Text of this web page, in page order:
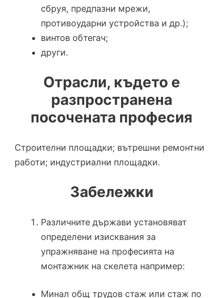
сбруя, предпазни мрежи,
противоударни устройства и др.);
винтов обтегач;
други.
Отрасли, където е
разпространена
посочената професия
Строителни площадки; вътрешни ремонтни
работи; индустриални площадки.
Забележки
Различните държави установяват
определени изисквания за
упражняване на професията на
монтажник на скелета например:
Минал общ трудов стаж или стаж по